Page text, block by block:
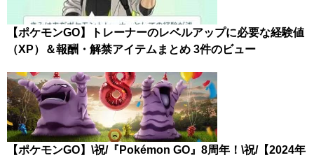
【ポケモンGO】トレーナーのレベルアップに必要な経験値
（XP）＆報酬・解禁アイテムまとめ 3件のビュー
【ポケモンGO】\祝/『Pokémon GO』8周年！\祝/【2024年